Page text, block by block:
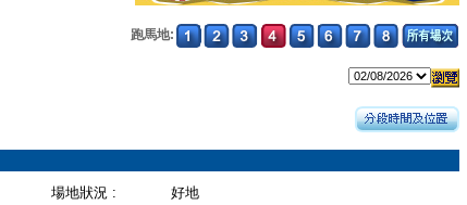
跑馬地:
場地狀況 :
好地